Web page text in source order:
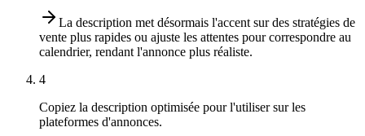
La description met désormais l'accent sur des stratégies de
vente plus rapides ou ajuste les attentes pour correspondre au
calendrier, rendant l'annonce plus réaliste.
4
Copiez la description optimisée pour l'utiliser sur les
plateformes d'annonces.